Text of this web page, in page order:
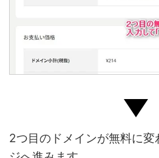
2つ目のドメインが無料に